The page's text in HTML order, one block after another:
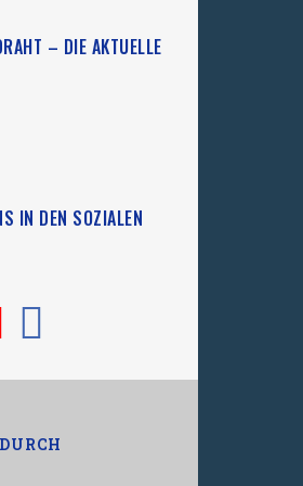
– DIE AKTUELLE
IN DEN SOZIALEN